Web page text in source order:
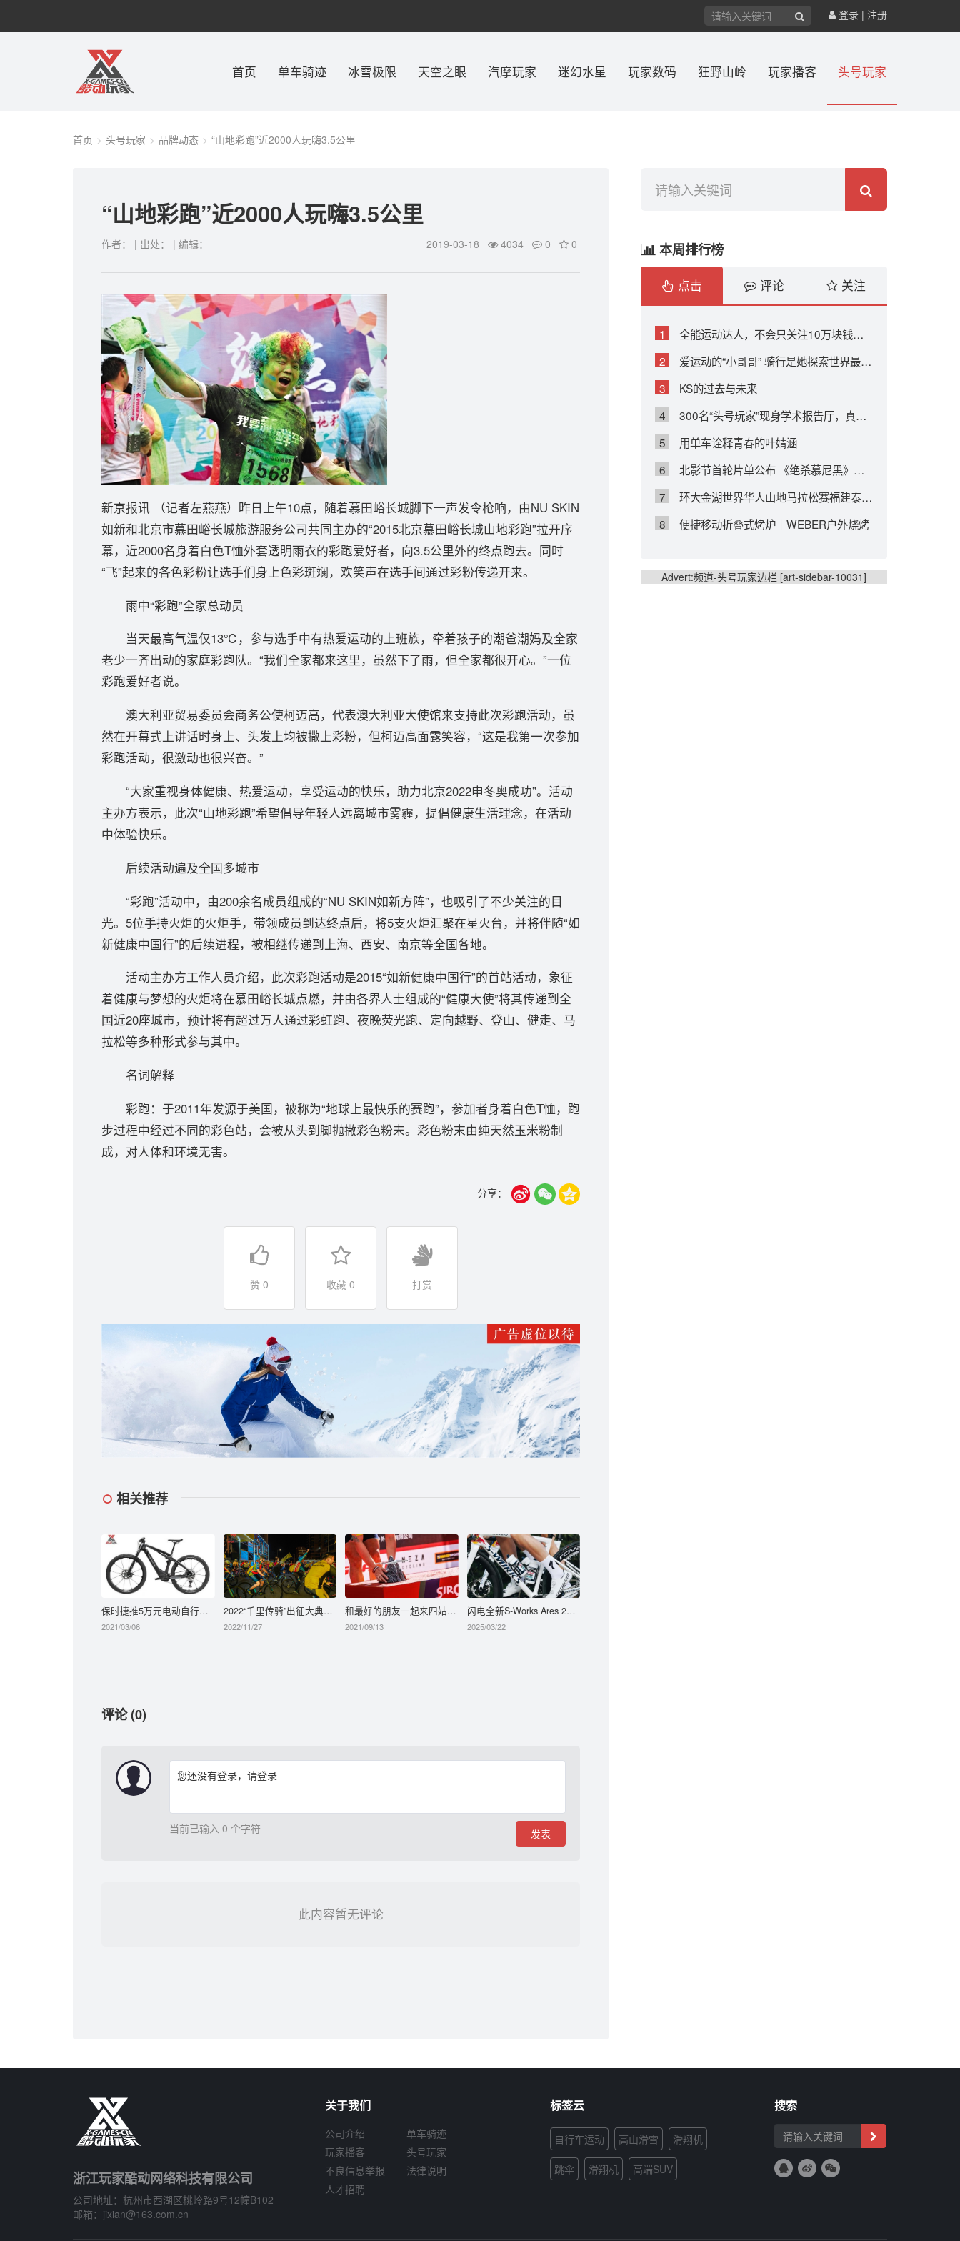
登录 | 注册
首页 单车骑迹 冰雪极限 天空之眼 汽摩玩家 迷幻水星 玩家数码 狂野山岭 玩家播客 头号玩家
首页 头号玩家 品牌动态 “山地彩跑”近2000人玩嗨3.5公里
“山地彩跑”近2000人玩嗨3.5公里
作者： | 出处： | 编辑： 2019-03-18 4034 0 0
新京报讯 （记者左燕燕）昨日上午10点，随着慕田峪长城脚下一声发令枪响，由NU SKIN
如新和北京市慕田峪长城旅游服务公司共同主办的“2015北京慕田峪长城山地彩跑”拉开序
幕，近2000名身着白色T恤外套透明雨衣的彩跑爱好者，向3.5公里外的终点跑去。同时
“飞”起来的各色彩粉让选手们身上色彩斑斓，欢笑声在选手间通过彩粉传递开来。
雨中“彩跑”全家总动员
当天最高气温仅13℃，参与选手中有热爱运动的上班族，牵着孩子的潮爸潮妈及全家
老少一齐出动的家庭彩跑队。“我们全家都来这里，虽然下了雨，但全家都很开心。”一位
彩跑爱好者说。
澳大利亚贸易委员会商务公使柯迈高，代表澳大利亚大使馆来支持此次彩跑活动，虽
然在开幕式上讲话时身上、头发上均被撒上彩粉，但柯迈高面露笑容，“这是我第一次参加
彩跑活动，很激动也很兴奋。”
“大家重视身体健康、热爱运动，享受运动的快乐，助力北京2022申冬奥成功”。活动
主办方表示，此次“山地彩跑”希望倡导年轻人远离城市雾霾，提倡健康生活理念，在活动
中体验快乐。
后续活动遍及全国多城市
“彩跑”活动中，由200余名成员组成的“NU SKIN如新方阵”，也吸引了不少关注的目
光。5位手持火炬的火炬手，带领成员到达终点后，将5支火炬汇聚在星火台，并将伴随“如
新健康中国行”的后续进程，被相继传递到上海、西安、南京等全国各地。
活动主办方工作人员介绍，此次彩跑活动是2015“如新健康中国行”的首站活动，象征
着健康与梦想的火炬将在慕田峪长城点燃，并由各界人士组成的“健康大使”将其传递到全
国近20座城市，预计将有超过万人通过彩虹跑、夜晚荧光跑、定向越野、登山、健走、马
拉松等多种形式参与其中。
名词解释
彩跑：于2011年发源于美国，被称为“地球上最快乐的赛跑”，参加者身着白色T恤，跑
步过程中经过不同的彩色站，会被从头到脚抛撒彩色粉末。彩色粉末由纯天然玉米粉制
成，对人体和环境无害。
分享：
赞 0 收藏 0 打赏
相关推荐
保时捷推5万元电动自行车，点赞最多的网友酸了
2021/03/06
2022“千里传骑”出征大典闪耀海口 战队出征开启环岛
2022/11/27
和最好的朋友一起来四姑娘山
2021/09/13
闪电全新S-Works Ares 2春季上市
2025/03/22
评论 (0)
您还没有登录， 请登录
当前已输入 0 个字符 发表
此内容暂无评论
本周排行榜
点击 评论 关注
1
全能运动达人，不会只关注10万块钱的自行车
2
爱运动的“小哥哥” 骑行是她探索世界最好的方式
3
KS的过去与未来
4
300名“头号玩家”现身学术报告厅，真相是这样！
5
用单车诠释青春的叶婧涵
6
北影节首轮片单公布 《绝杀慕尼黑》亮相引期待
7
环大金湖世界华人山地马拉松赛福建泰宁开跑
8
便捷移动折叠式烤炉｜WEBER户外烧烤
Advert:频道-头号玩家边栏 [art-sidebar-10031]
浙江玩家酷动网络科技有限公司
公司地址：杭州市西湖区桃岭路9号12幢B102
邮箱：jixian@163.com.cn
关于我们
公司介绍
单车骑迹
玩家播客
头号玩家
不良信息举报
法律说明
人才招聘
标签云
自行车运动 高山滑雪 滑翔机
跳伞 滑翔机 高端SUV
搜索